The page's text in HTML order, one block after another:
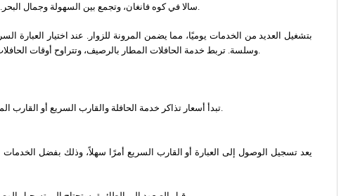
يعد تسجيل الوصول إلى العبارة أو القارب السريع أمرًا سهلاً، وذلك بفضل